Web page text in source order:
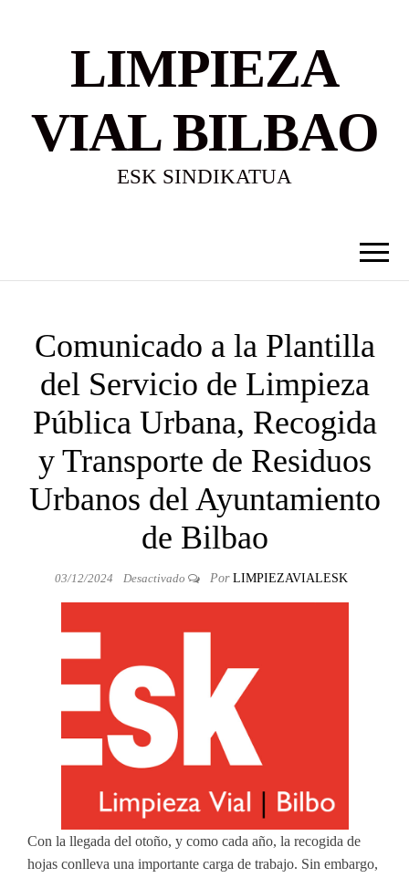
LIMPIEZA
VIAL BILBAO
ESK SINDIKATUA
Comunicado a la Plantilla
del Servicio de Limpieza
Pública Urbana, Recogida
y Transporte de Residuos
Urbanos del Ayuntamiento
de Bilbao
03/12/2024 Desactivado Por LIMPIEZAVIALESK
Con la llegada del otoño, y como cada año, la recogida de
hojas conlleva una importante carga de trabajo. Sin embargo,